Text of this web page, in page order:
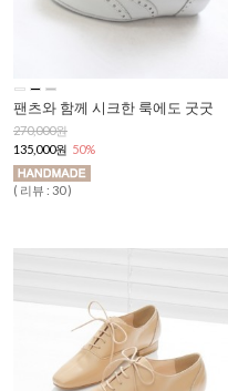
팬츠와 함께 시크한 룩에도 굿굿
270,000원
135,000원 50%
( 리뷰 : 30 )